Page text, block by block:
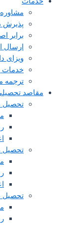
پذیرش
برابر
ارسال
ویزای
خدمات
ترجمه
مقاصد
تحصیل
تحصیل
تحصیل